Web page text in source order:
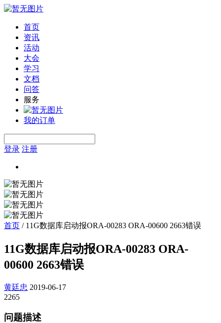
首页
资讯
活动
大会
学习
文档
问答
服务
我的订单
登录 注册
首页 / 11G数据库启动报ORA-00283 ORA-00600 2663错误
11G数据库启动报ORA-00283 ORA-
00600 2663错误
黄廷忠 2019-06-17
2265
问题描述